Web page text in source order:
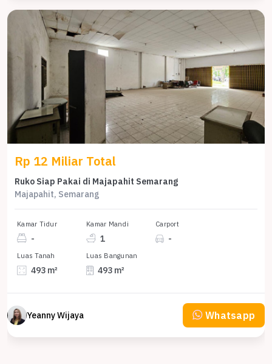
Rp 12 Miliar Total
Ruko Siap Pakai di Majapahit Semarang
Majapahit, Semarang
Kamar Tidur
-
Kamar Mandi
1
Carport
-
Luas Tanah
493 m²
Luas Bangunan
493 m²
Yeanny Wijaya Whatsapp